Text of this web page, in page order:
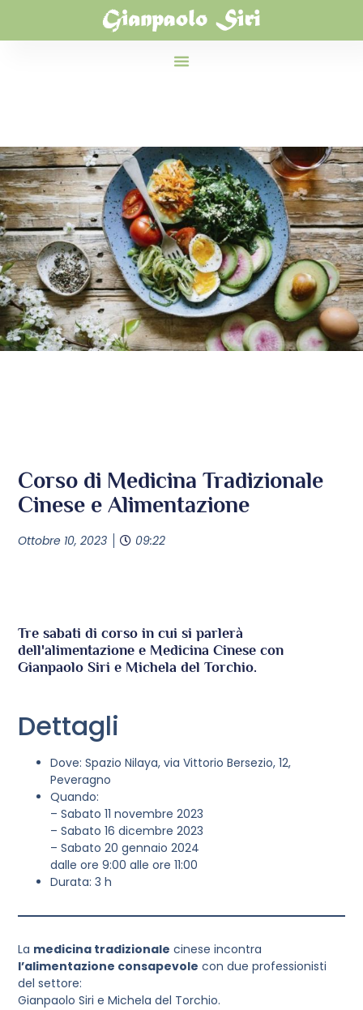
Corso di Medicina Tradizionale
Cinese e Alimentazione
Ottobre 10, 2023 09:22
Tre sabati di corso in cui si parlerà
dell'alimentazione e Medicina Cinese con
Gianpaolo Siri e Michela del Torchio.
Dettagli
Dove: Spazio Nilaya, via Vittorio Bersezio, 12,
Peveragno
Quando:
– Sabato 11 novembre 2023
– Sabato 16 dicembre 2023
– Sabato 20 gennaio 2024
dalle ore 9:00 alle ore 11:00
Durata: 3 h
La medicina tradizionale cinese incontra
l’alimentazione consapevole con due professionisti
del settore:
Gianpaolo Siri e Michela del Torchio.